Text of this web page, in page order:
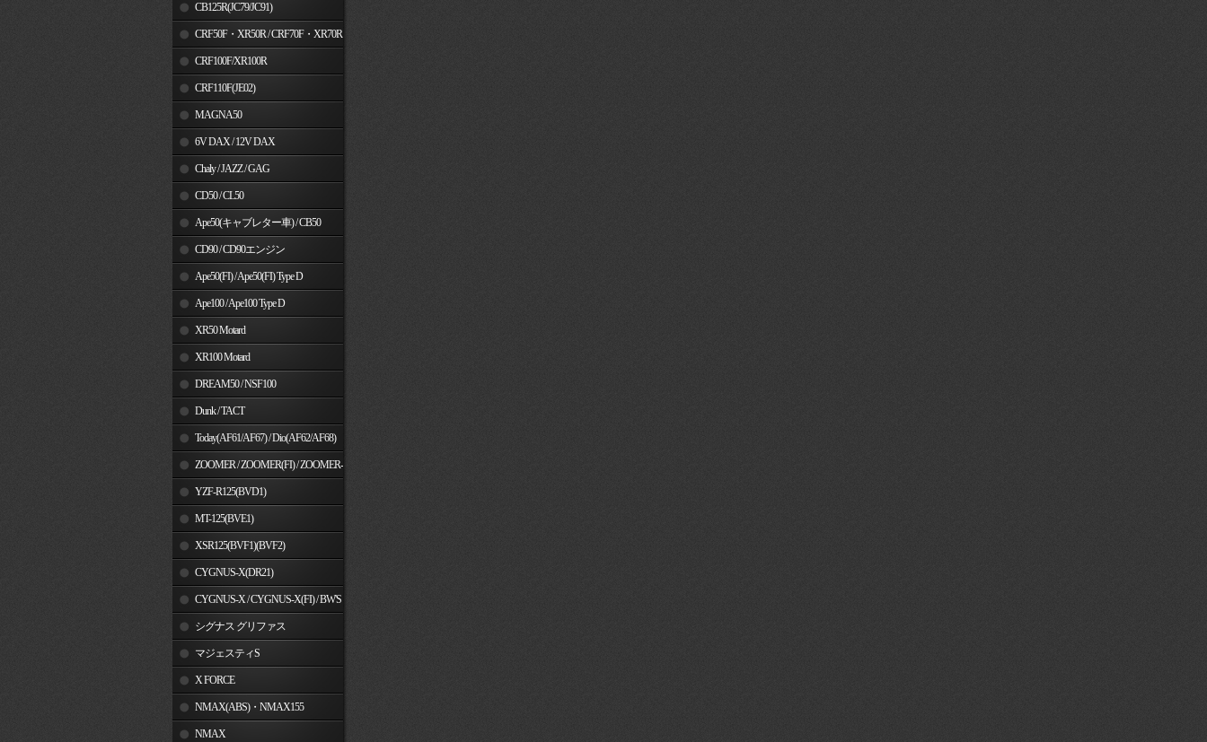
MSX125CB125R(JC79/JC91)
CRF50F・XR50R / CRF70F・XR70R
CRF100F/XR100R
CRF110F(JE02)
MAGNA50
6V DAX / 12V DAX
Chaly / JAZZ / GAG
CD50 / CL50
Ape50(キャブレター車) / CB50
CD90 / CD90エンジン
Ape50(FI) / Ape50(FI) Type D
Ape100 / Ape100 Type D
XR50 Motard
XR100 Motard
DREAM50 / NSF100
Dunk / TACT
Today(AF61/AF67) / Dio(AF62/AF68)
ZOOMER / ZOOMER(FI) / ZOOMER-
YZF-R125(BVD1)
MT-125(BVE1)
XSR125(BVF1)(BVF2)
CYGNUS-X(DR21)
CYGNUS-X / CYGNUS-X(FI) / BW'S
125 シグナス グリファス
マジェスティS
X FORCE
NMAX(ABS)・NMAX155
NMAX